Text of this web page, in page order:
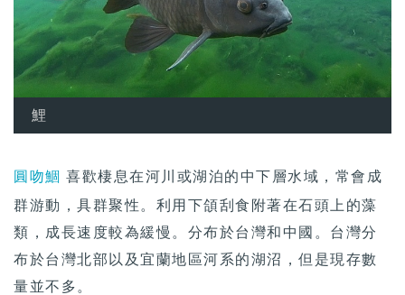
鯉
圓吻鯝 喜歡棲息在河川或湖泊的中下層水域，常會成
群游動，具群聚性。利用下頜刮食附著在石頭上的藻
類，成長速度較為緩慢。分布於台灣和中國。台灣分
布於台灣北部以及宜蘭地區河系的湖沼，但是現存數
量並不多。